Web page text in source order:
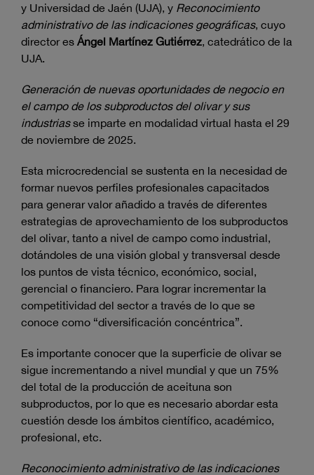
y Universidad de Jaén (UJA), y Reconocimiento
administrativo de las indicaciones geográficas, cuyo
director es Ángel Martínez Gutiérrez, catedrático de la
UJA.
Generación de nuevas oportunidades de negocio en
el campo de los subproductos del olivar y sus
industriasse imparte en modalidad virtual hasta el 29
de noviembre de 2025.
Esta microcredencial se sustenta en la necesidad de
formar nuevos perfiles profesionales capacitados
para generar valor añadido a través de diferentes
estrategias de aprovechamiento de los subproductos
del olivar, tanto a nivel de campo como industrial,
dotándoles de una visión global y transversal desde
los puntos de vista técnico, económico, social,
gerencial o financiero. Para lograr incrementar la
competitividad del sector a través de lo que se
conoce como “diversificación concéntrica”.
Es importante conocer que la superficie de olivar se
sigue incrementando a nivel mundial y que un 75%
del total de la producción de aceituna son
subproductos, por lo que es necesario abordar esta
cuestión desde los ámbitos científico, académico,
profesional, etc.
Reconocimiento administrativo de las indicaciones